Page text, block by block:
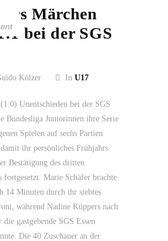
Märchen
bei der SGS
Kölzer In U17
Unentschieden bei der SGS
Bundesliga Juniorinnen ihre Serie
Spielen auf sechs Partien
ihr persönliches Frühjahrs
Bestätigung des dritten
fortgesetzt. Marie Schäfer brachte
14 Minuten durch ihr siebtes
während Nadine Küppers nach
gastgebende SGS Essen
Die 40 Zuschauer an der